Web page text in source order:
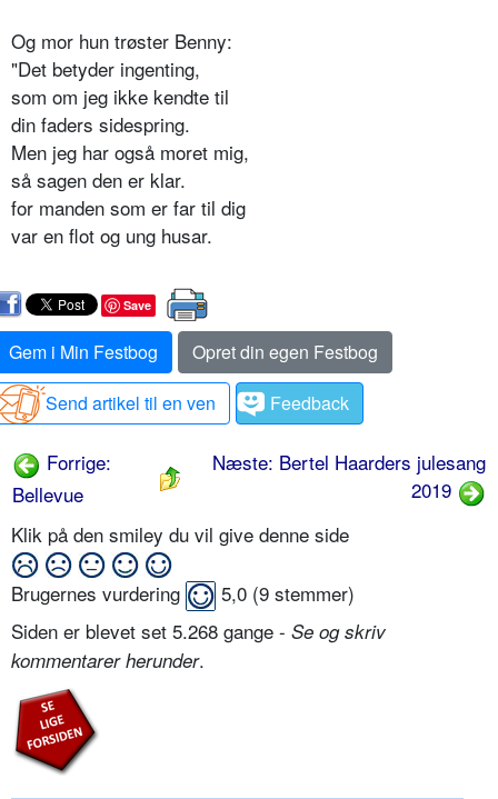
Og mor hun trøster Benny:
"Det betyder ingenting,
som om jeg ikke kendte til
din faders sidespring.
Men jeg har også moret mig,
så sagen den er klar.
for manden som er far til dig
var en flot og ung husar.
Save
Gem i Min Festbog
Opret din egen Festbog
Send artikel til en ven
Feedback
Forrige:
Bellevue
Næste: Bertel Haarders julesang
2019
Klik på den smiley du vil give denne side
Brugernes vurdering 5,0 (9 stemmer)
Siden er blevet set 5.268 gange - Se og skriv
kommentarer herunder.